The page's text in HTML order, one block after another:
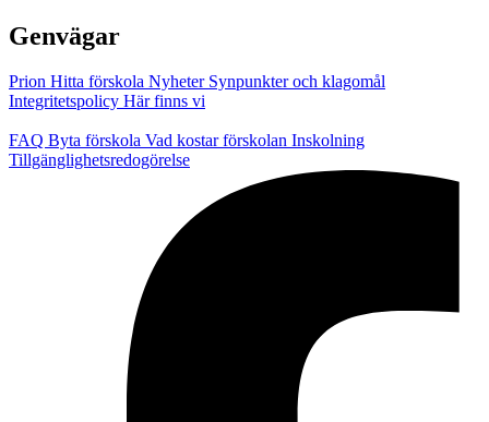
Genvägar
Prion Hitta förskola Nyheter Synpunkter och klagomål
Integritetspolicy Här finns vi
FAQ Byta förskola Vad kostar förskolan Inskolning
Tillgänglighetsredogörelse